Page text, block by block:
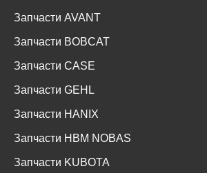
Запчасти AVANT
Запчасти BOBCAT
Запчасти CASE
Запчасти GEHL
Запчасти HANIX
Запчасти HBM NOBAS
Запчасти KUBOTA